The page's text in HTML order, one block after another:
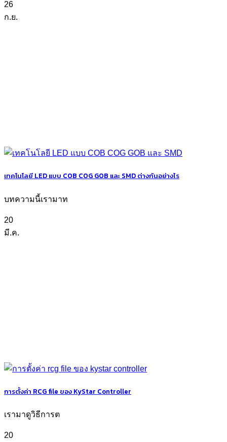
26
ก.ย.
เทคโนโลยี LED แบบ COB COG GOB และ SMD ต่างกันอย่างไร
บทความนี้เรามาท
20
มี.ค.
การตั้งค่า RCG file ของ KyStar Controller
เรามาดูวิธีการต
20